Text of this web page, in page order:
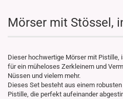
Mörser mit Stössel,
Dieser hochwertige Mörser mit Pistille,
für ein müheloses Zerkleinern und
Nüssen und vielem mehr.
Dieses Set besteht aus einem
Pistille, die perfekt aufeinander